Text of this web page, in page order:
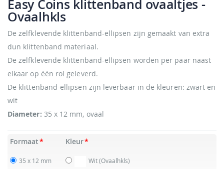
het
begin
de
afbeeldingen-
Easy Coins klittenband ovaaltjes -
Ovaalhkls
De zelfklevende klittenband-ellipsen zijn gemaakt van extra
dun klittenband materiaal.
De zelfklevende klittenband-ellipsen worden per paar naast
elkaar op één rol geleverd.
De klittenband-ellipsen zijn leverbaar in de kleuren: zwart en
wit
Diameter: 35 x 12 mm, ovaal
Formaat
35 x 12 mm
Kleur
Wit(Ovaalhkls)